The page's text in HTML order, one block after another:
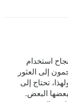
استخدام
إلى العثور
تحتاج إلى
البعض.